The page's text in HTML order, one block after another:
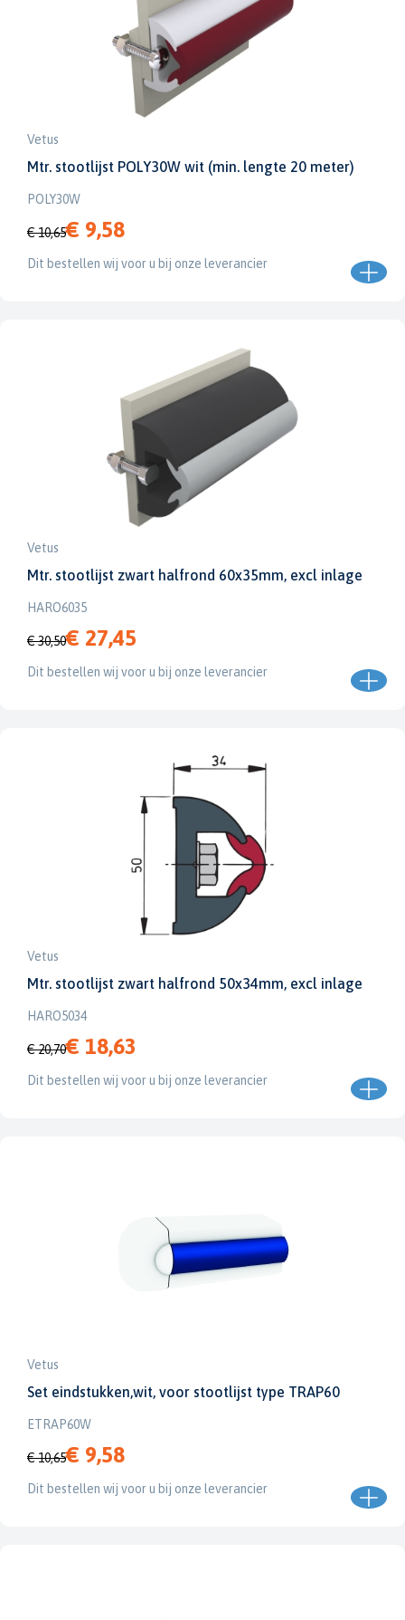
Vetus
Mtr. stootlijst POLY30W wit (min. lengte 20 meter)
POLY30W
€ 10,65€ 9,58
Dit bestellen wij voor u bij onze leverancier
Vetus
Mtr. stootlijst zwart halfrond 60x35mm, excl inlage
HARO6035
€ 30,50€ 27,45
Dit bestellen wij voor u bij onze leverancier
Vetus
Mtr. stootlijst zwart halfrond 50x34mm, excl inlage
HARO5034
€ 20,70€ 18,63
Dit bestellen wij voor u bij onze leverancier
Vetus
Set eindstukken,wit, voor stootlijst type TRAP60
ETRAP60W
€ 10,65€ 9,58
Dit bestellen wij voor u bij onze leverancier